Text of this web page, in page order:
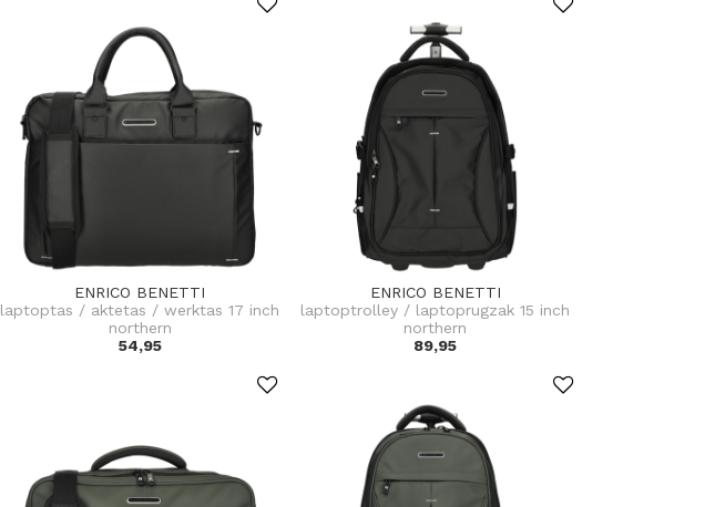
ENRICO BENETTI
laptoptas / aktetas / werktas 17 inch
northern
54,95
ENRICO BENETTI
laptoptrolley / laptoprugzak 15 inch
northern
89,95